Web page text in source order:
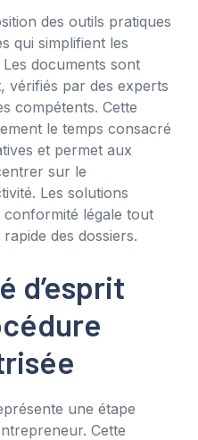
des outils pratiques
qui simplifient les
documents sont
vérifiés par des experts
compétents. Cette
le temps consacré
et permet aux
sur le
Les solutions
conformité légale tout
des dossiers.
d’esprit
une étape
Cette